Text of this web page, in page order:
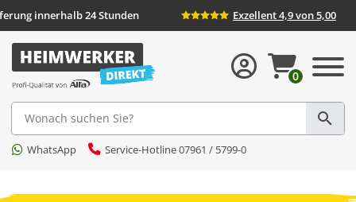
innerhalb 24 Stunden Exzellent 4,9 von 5,00
Suche
WhatsApp Service-Hotline 07961 / 5799-0
0